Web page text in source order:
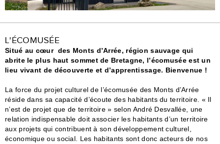
L'ÉCOMUSÉE
Situé au cœur des Monts d’Arrée, région sauvage qui
abrite le plus haut sommet de Bretagne, l’écomusée est un
lieu vivant de découverte et d’apprentissage. Bienvenue !
La force du projet culturel de l’écomusée des Monts d’Arrée
réside dans sa capacité d’écoute des habitants du territoire. « Il
n’est de projet que de territoire » selon André Desvallée, une
relation indispensable doit associer les habitants d’un territoire
aux projets qui contribuent à son développement culturel,
économique ou social. Les habitants sont donc acteurs de nos